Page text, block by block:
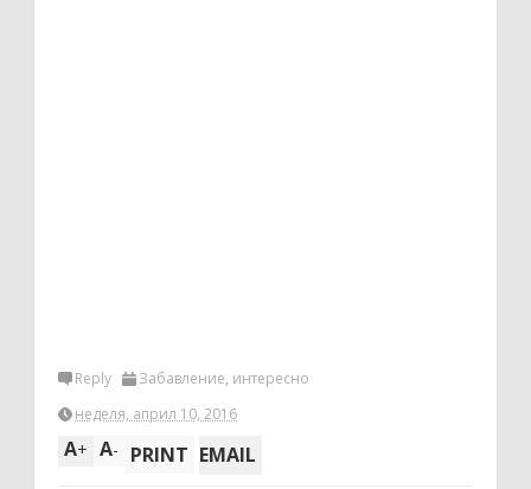
Reply Забавление, интересно
неделя, април 10, 2016
A+ A- PRINT EMAIL